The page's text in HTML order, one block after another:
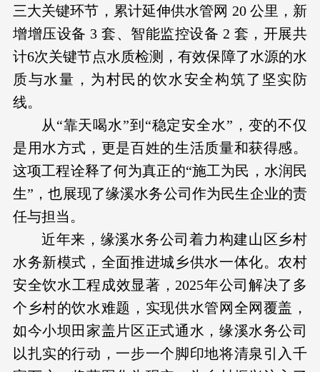
三大关键环节，累计延伸供水管网 20 公里，新
增增压设备 3 套、智能监控设备 2 套，开展共
计6次关键节点水质检测，有效保障了水源的水
质与水量，为村民的饮水安全构筑了坚实防
线。
从“靠天喝水”到“稳定安全水”，变的不仅
是用水方式，更是百姓的生活质量和获得感。
这项工程诠释了何为真正的“施工为民，水润民
生”，也展现了缘溪水务公司作为民生企业的责
任与担当。
近年来，缘溪水务公司着力构建山区乡村
水务新模式，全面推进城乡供水一体化。农村
安全饮水工程成效显著，2025年公司解决了多
个乡村的饮水难题，实现供水管网全网覆盖，
如今小坝田家盖片区正式通水，缘溪水务公司
以扎实的行动，一步一个脚印地将清泉引入千